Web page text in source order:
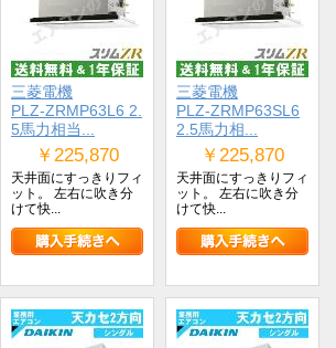
三菱電機
PLZ-ZRMP63L6 2.
5馬力相当...
￥225,870
天井面にすっきりフィ
ット。 左右に吹き分
けて快...
三菱電機
PLZ-ZRMP63SL6
2.5馬力相...
￥225,870
天井面にすっきりフィ
ット。 左右に吹き分
けて快...